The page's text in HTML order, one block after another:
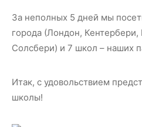
За неполных 5 дней мы
города (Лондон,
Солсбери) и 7 школ – наших
Итак, с удовольствием
школы!